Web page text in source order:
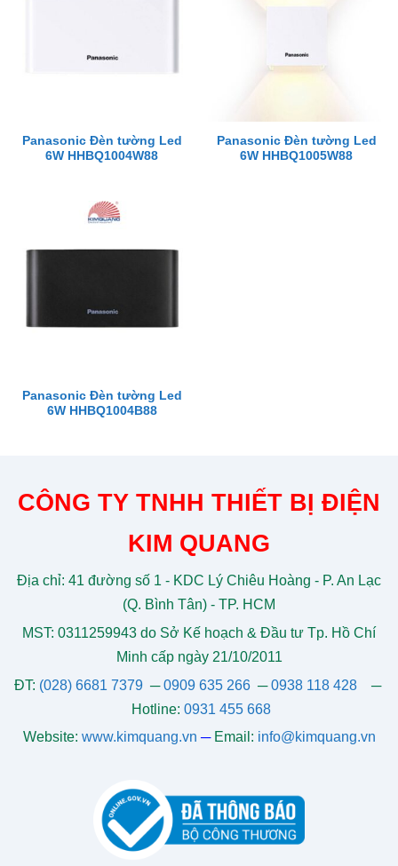
Panasonic Đèn tường Led
6W HHBQ1004W88
Panasonic Đèn tường Led
6W HHBQ1005W88
Panasonic Đèn tường Led
6W HHBQ1004B88
CÔNG TY TNHH THIẾT BỊ ĐIỆN
KIM QUANG
Địa chỉ: 41 đường số 1 - KDC Lý Chiêu Hoàng - P. An Lạc
(Q. Bình Tân) - TP. HCM
MST: 0311259943 do Sở Kế hoạch & Đầu tư Tp. Hồ Chí
Minh cấp ngày 21/10/2011
ĐT: (028) 6681 7379 ─0909 635 266─0938 118 428─
Hotline: 0931 455 668
Website: www.kimquang.vn ─ Email: info@kimquang.vn